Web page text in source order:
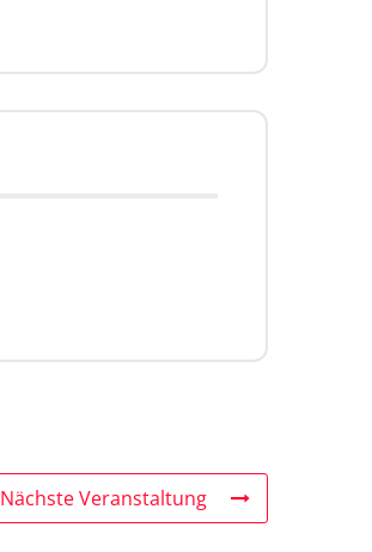
Nächste Veranstaltung